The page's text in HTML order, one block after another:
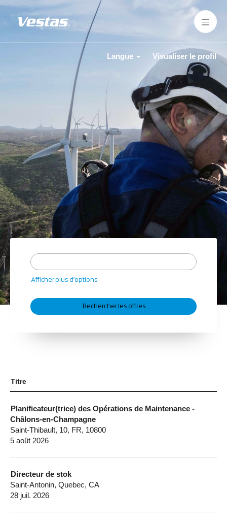
Langue Visualiser le profil
Afficher plus d’options
Titre
Planificateur(trice) des Opérations de Maintenance -
Châlons-en-Champagne
Saint-Thibault, 10, FR, 10800
5 août 2026
Directeur de stok
Saint-Antonin, Quebec, CA
28 juil. 2026